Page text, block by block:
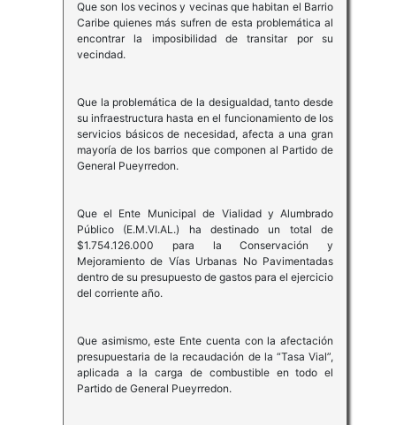
Que son los vecinos y vecinas que habitan el Barrio
Caribe quienes más sufren de esta problemática al
encontrar la imposibilidad de transitar por su
vecindad.
Que la problemática de la desigualdad, tanto desde
su infraestructura hasta en el funcionamiento de los
servicios básicos de necesidad, afecta a una gran
mayoría de los barrios que componen al Partido de
General Pueyrredon.
Que el Ente Municipal de Vialidad y Alumbrado
Público (E.M.VI.AL.) ha destinado un total de
$1.754.126.000 para la Conservación y
Mejoramiento de Vías Urbanas No Pavimentadas
dentro de su presupuesto de gastos para el ejercicio
del corriente año.
Que asimismo, este Ente cuenta con la afectación
presupuestaria de la recaudación de la “Tasa Vial”,
aplicada a la carga de combustible en todo el
Partido de General Pueyrredon.